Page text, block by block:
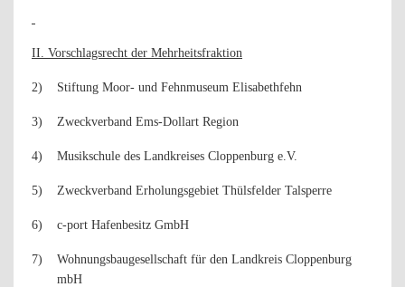
II. Vorschlagsrecht der Mehrheitsfraktion
2) Stiftung Moor- und Fehnmuseum Elisabethfehn
3) Zweckverband Ems-Dollart Region
4) Musikschule des Landkreises Cloppenburg e.V.
5) Zweckverband Erholungsgebiet Thülsfelder Talsperre
6) c-port Hafenbesitz GmbH
7)
Wohnungsbaugesellschaft für den Landkreis Cloppenburg
mbH